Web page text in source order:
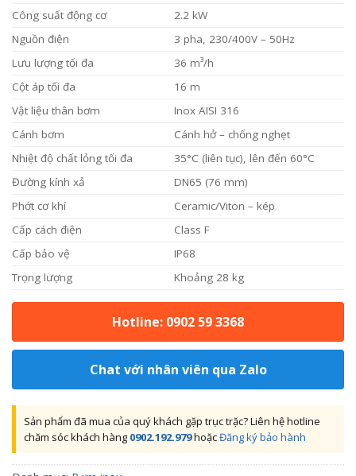
Công suất động cơ
2.2 kW
Nguồn điện
3 pha, 230/400V – 50Hz
Lưu lượng tối đa
36 m³/h
Cột áp tối đa
16 m
Vật liệu thân bơm
Inox AISI 316
Cánh bơm
Cánh hở – chống nghẹt
Nhiệt độ chất lỏng tối đa
35°C (liên tục), lên đến 60°C
Đường kính xả
DN65 (76 mm)
Phớt cơ khí
Ceramic/Viton – kép
Cấp cách điện
Class F
Cấp bảo vệ
IP68
Trọng lượng
Khoảng 28 kg
Hotline: 0902 59 3368
Chat với nhân viên qua Zalo
Sản phẩm đã mua của quý khách gặp trục trặc? Liên hệ hotline
chăm sóc khách hàng 0902.192.979hoặcĐăng ký bảo hành